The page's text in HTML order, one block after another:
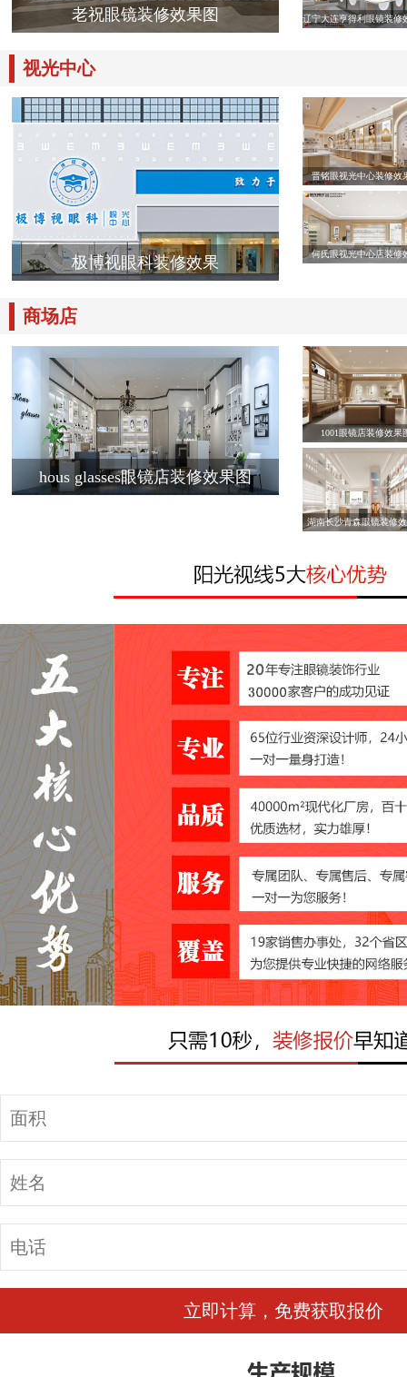
老祝眼镜装修效果图 辽宁大连亨得利眼镜装修
视光中心
极博视眼科装修效果
晋铭眼视光中心装修效
何氏眼视光中心店装修
商场店
hous glasses眼镜店装修效果图
1001眼镜店装修效果
湖南长沙青森眼镜装修